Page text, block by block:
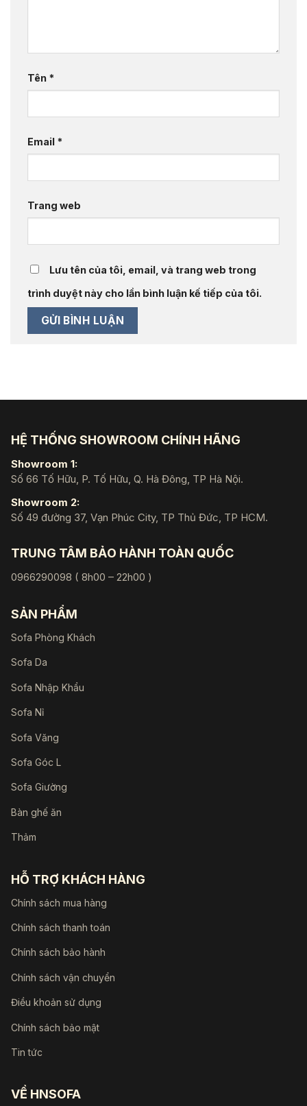
Tên *
Email *
Trang web
Lưu tên của tôi, email, và trang web trong
trình duyệt này cho lần bình luận kế tiếp của tôi.
HỆ THỐNG SHOWROOM CHÍNH HÃNG
Showroom 1:
Số 66 Tố Hữu, P. Tố Hữu, Q. Hà Đông, TP Hà Nội.
Showroom 2:
Số 49 đường 37, Vạn Phúc City, TP Thủ Đức, TP HCM.
TRUNG TÂM BẢO HÀNH TOÀN QUỐC
0966290098 ( 8h00 – 22h00 )
SẢN PHẨM
Sofa Phòng Khách
Sofa Da
Sofa Nhập Khẩu
Sofa Nỉ
Sofa Văng
Sofa Góc L
Sofa Giường
Bàn ghế ăn
Thảm
HỖ TRỢ KHÁCH HÀNG
Chính sách mua hàng
Chính sách thanh toán
Chính sách bảo hành
Chính sách vận chuyển
Điều khoản sử dụng
Chính sách bảo mật
Tin tức
VỀ HNSOFA